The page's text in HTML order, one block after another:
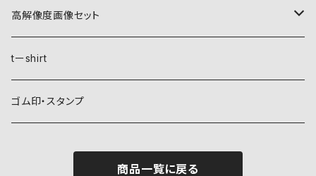
自然紋
稲妻
霞
植物紋
葵
動物紋
高解像度画像セット
自然紋
稲妻
植物紋
tーshirt
ゴム印・スタンプ
商品一覧に戻る